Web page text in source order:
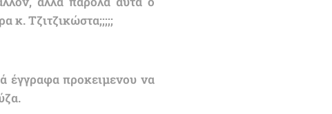
κ. Τζιτζικώστα;;;;;
έγγραφα προκειμενου να